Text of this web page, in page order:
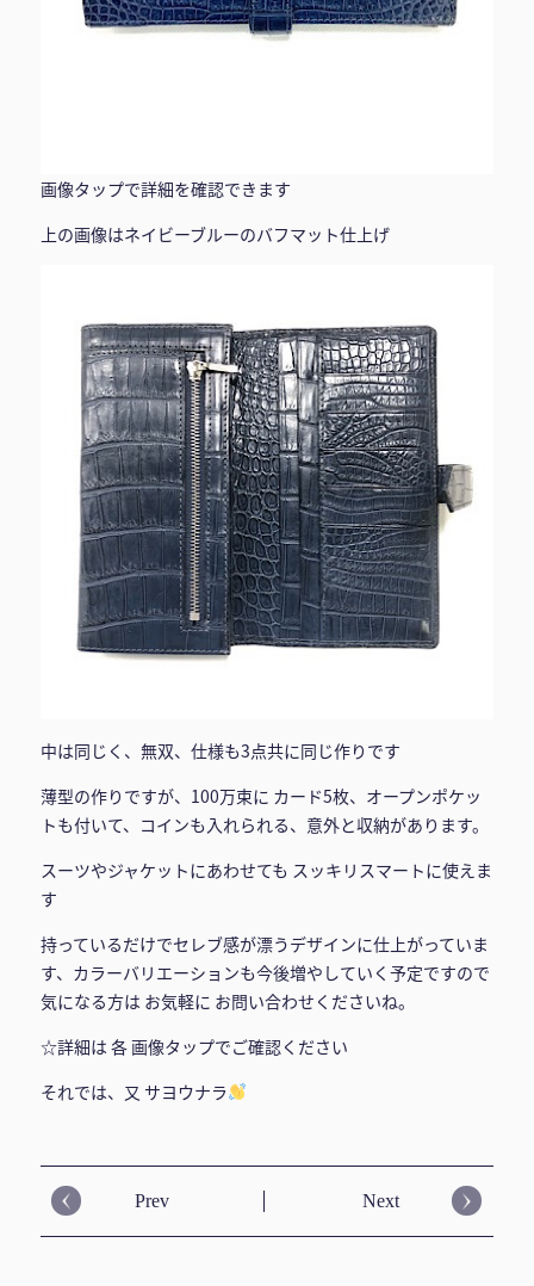
画像タップで詳細を確認できます
上の画像はネイビーブルーのバフマット仕上げ
中は同じく、無双、仕様も3点共に同じ作りです
薄型の作りですが、100万束に カード5枚、オープンポケッ
トも付いて、コインも入れられる、意外と収納があります。
スーツやジャケットにあわせても スッキリスマートに使えま
す
持っているだけでセレブ感が漂うデザインに仕上がっていま
す、カラーバリエーションも今後増やしていく予定ですので
気になる方は お気軽に お問い合わせくださいね。
☆詳細は 各 画像タップでご確認ください
それでは、又 サヨウナラ
Prev Next